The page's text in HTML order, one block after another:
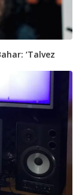
‘Talvez